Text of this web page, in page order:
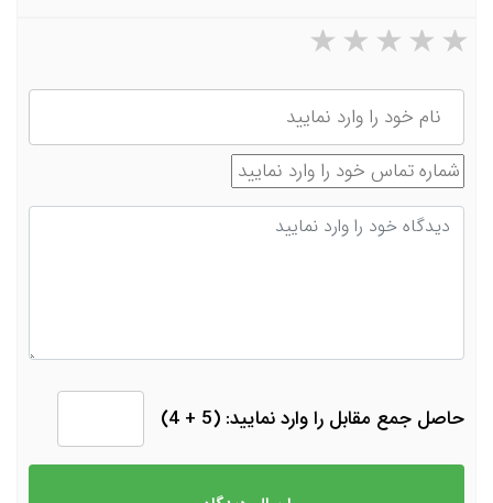
۵ ستاره از ۵ ۴ ستاره از ۵ ۳ ستاره از ۵ ۲ ستاره از ۵
نام
شماره تماس
دیدگاه
حاصل جمع مقابل را وارد نمایید: (5 + 4)